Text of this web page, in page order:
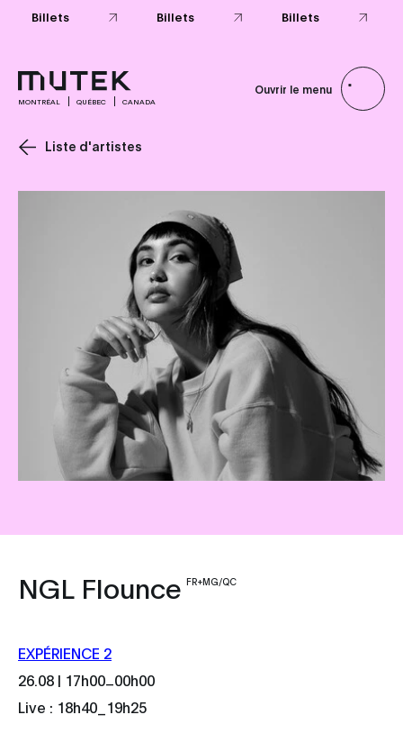
MONTRÉAL QUÉBEC CANADA
Ouvrir le menu
Liste d'artistes
NGL Flounce FR+MG/QC
EXPÉRIENCE 2
26.08 | 17h00 00h00
Live : 18h40_19h25